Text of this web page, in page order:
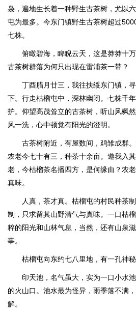
袅，遍地生长着一种野生古茶树，尤以
屯为最多。今东门镇野生古茶树超过
七株。
俯瞰碧海，睥睨云天，这是莽莽十
古茶树群落为何只出现在雷浦茶一带？
丁酉腊月廿三，我往扶绥东门镇，
下。行走枯榴屯中，深林幽闭。七株千
护。仰望高茂耸立的古茶树，听山风飒
风一洗，心中顿觉有阳光的澄明。
古茶树附近，有屋数间，鸡雏成群
农老今七十有三，种茶十余亩。邀我入
老，今枯榴茶名播四方，是何缘由？农
真味。
人真，茶才真。枯榴屯的村民种茶
制，只求留其山野清气与真味。一口枯
粹的阳光和山林气息，当然，还有山泉
事。
枯榴屯向东约七八里地，有一孔神
印天池，名气虽大，实为一口小水
的火山口。池水最为怪异，雨季落不满
解。